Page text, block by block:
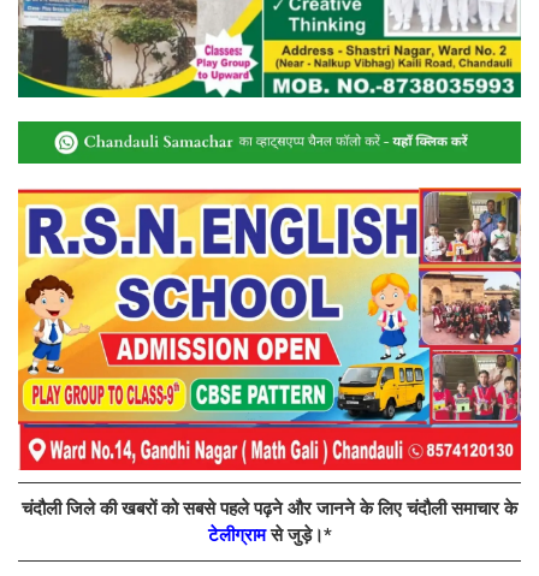
चंदौली जिले की खबरों को सबसे पहले पढ़ने और जानने के लिए चंदौली समाचार के
टेलीग्रामसे जुड़े।*